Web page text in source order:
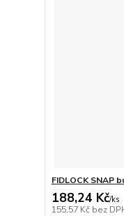
FIDLOCK SNAP
188,24 Kč/ks
155,57 Kč bez